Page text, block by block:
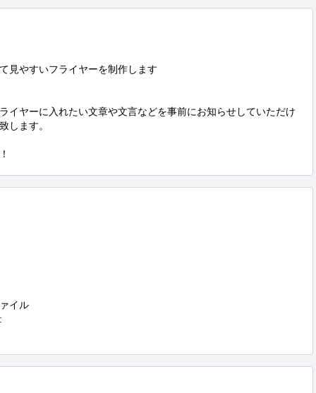
見やすいフライヤーを制作します
イヤーに入れたい文章や文言などを事前にお知らせしていただけ
します。
イル